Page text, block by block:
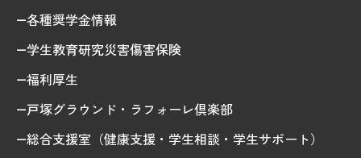
各種奨学金情報
学生教育研究災害傷害保険
福利厚生
戸塚グラウンド・ラフォーレ倶楽部
総合支援室（健康支援・学生相談・学生サポート）